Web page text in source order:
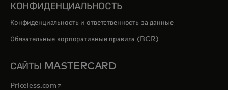
КОНФИДЕНЦИАЛЬНОСТЬ
Конфиденциальность и ответственность за данные
Обязательные корпоративные правила (BCR)
САЙТЫ MASTERCARD
Priceless.com opens in a new tab